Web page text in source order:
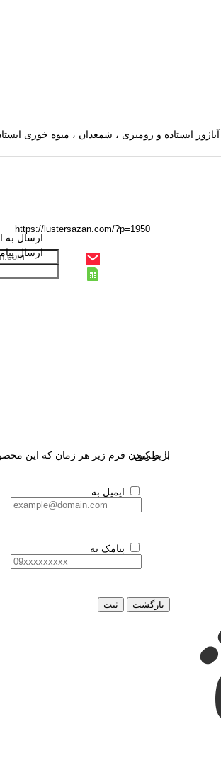
ارسال به
ارسال
با پر کردن فرم زیر هر زمان که این
از طریق:
ایمیل به
پیامک به
بازگشت ثبت